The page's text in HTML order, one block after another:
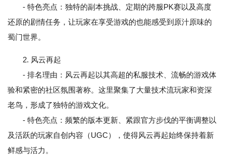
- 特色亮点：独特的副本挑战、定期的跨服PK赛以及高度
还原的剧情任务，让玩家在享受游戏的也能感受到原汁原味的
蜀门世界。
2. 风云再起
- 排名理由：风云再起以其高超的私服技术、流畅的游戏体
验和紧密的社区氛围著称。这里聚集了大量技术流玩家和资深
老鸟，形成了独特的游戏文化。
- 特色亮点：频繁的版本更新、紧跟官方步伐的平衡调整以
及活跃的玩家自创内容（UGC），使得风云再起始终保持着新
鲜感与活力。